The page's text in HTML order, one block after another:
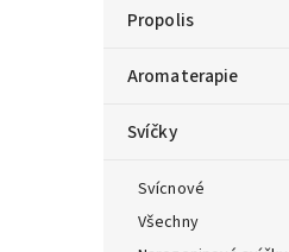
Propolis
Aromaterapie
Svíčky
Svícnové
Všechny